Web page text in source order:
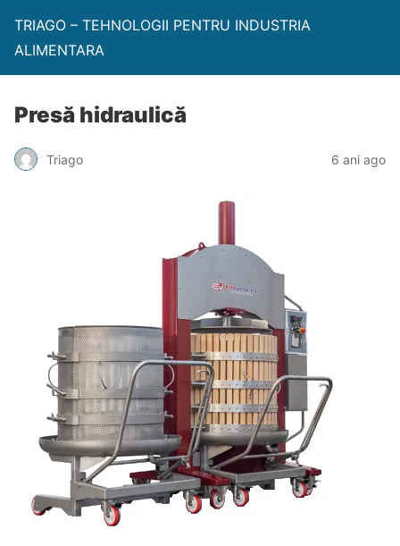
TRIAGO – TEHNOLOGII PENTRU INDUSTRIA
ALIMENTARA
Presă hidraulică
Triago 6 ani ago